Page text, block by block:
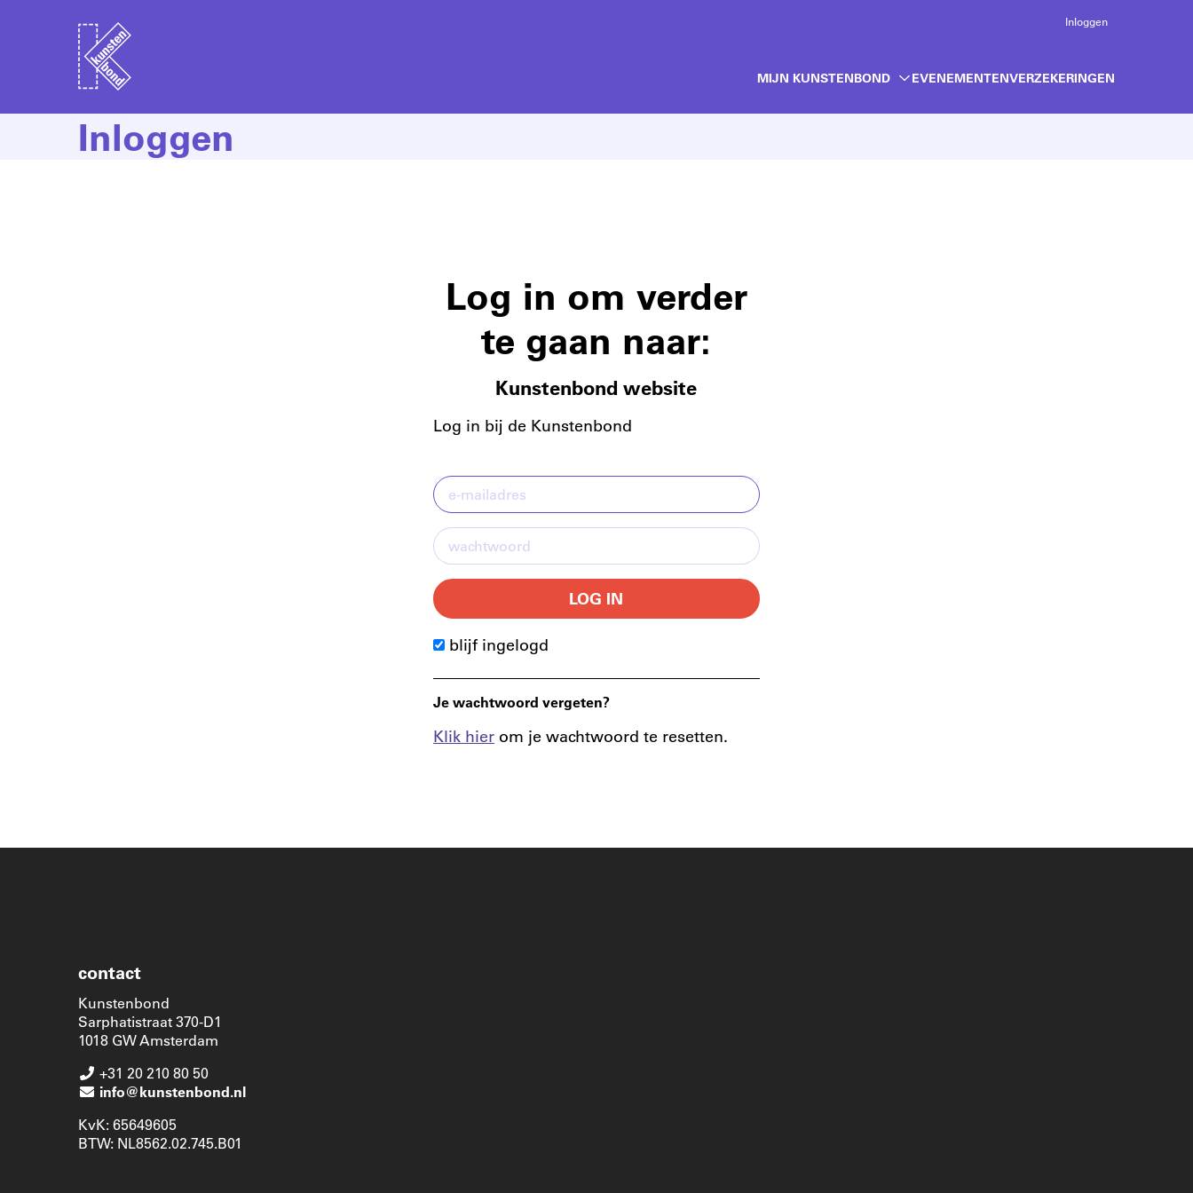
Inloggen
MIJN KUNSTENBOND EVENEMENTENVERZEKERINGEN
Inloggen
Log in om verder
te gaan naar:
Kunstenbond website
Log in bij de Kunstenbond
LOG IN
blijf ingelogd
Je wachtwoord vergeten?
Klik hier om je wachtwoord te resetten.
contact
Kunstenbond
Sarphatistraat 370-D1
1018 GW Amsterdam
+31 20 210 80 50
info@kunstenbond.nl
KvK: 65649605
BTW: NL8562.02.745.B01